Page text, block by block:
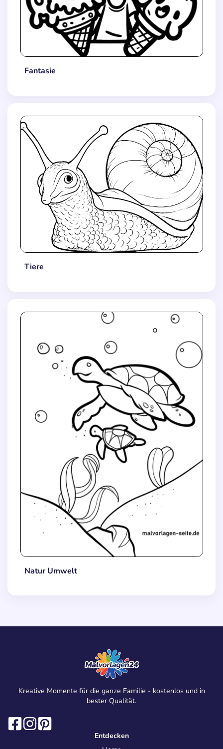
Fantasie
Tiere
Natur Umwelt
Kreative Momente für die ganze Familie - kostenlos und in
bester Qualität.
Entdecken